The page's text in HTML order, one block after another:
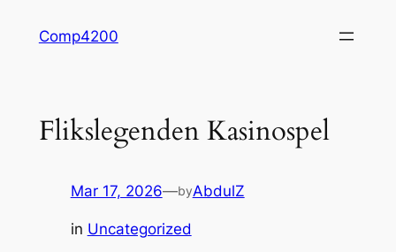
Comp4200
Flikslegenden Kasinospel
Mar 17, 2026—byAbdulZ
in Uncategorized